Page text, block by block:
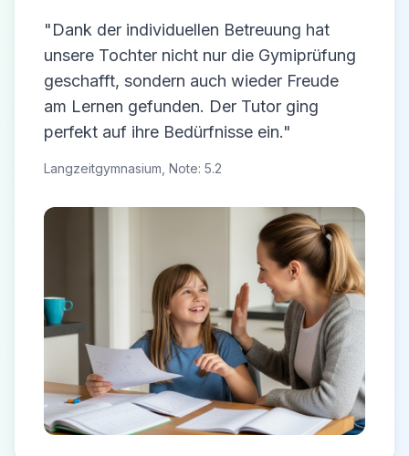
"Dank der individuellen Betreuung hat
unsere Tochter nicht nur die Gymiprüfung
geschafft, sondern auch wieder Freude
am Lernen gefunden. Der Tutor ging
perfekt auf ihre Bedürfnisse ein."
Langzeitgymnasium, Note: 5.2